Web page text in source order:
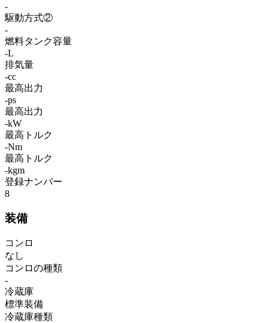
-
駆動方式②
-
燃料タンク容量
-L
排気量
-cc
最高出力
-ps
最高出力
-kW
最高トルク
-Nm
最高トルク
-kgm
登録ナンバー
8
装備
コンロ
なし
コンロの種類
-
冷蔵庫
標準装備
冷蔵庫種類